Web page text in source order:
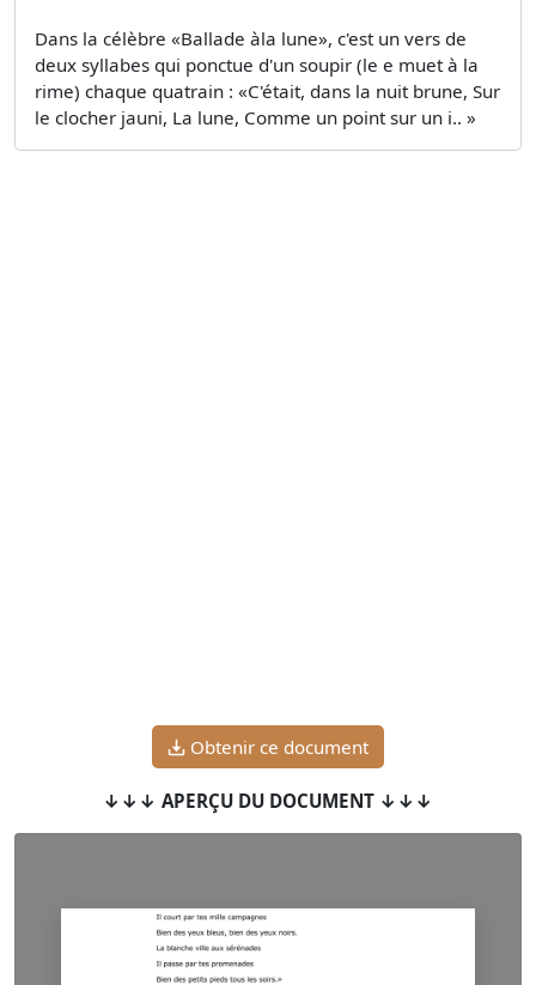
Dans la célèbre «Ballade àla lune», c'est un vers de
deux syllabes qui ponctue d'un soupir (le e muet à la
rime) chaque quatrain : «C'était, dans la nuit brune, Sur
le clocher jauni, La lune, Comme un point sur un i.. »
Obtenir ce document
↓↓↓ APERÇU DU DOCUMENT ↓↓↓